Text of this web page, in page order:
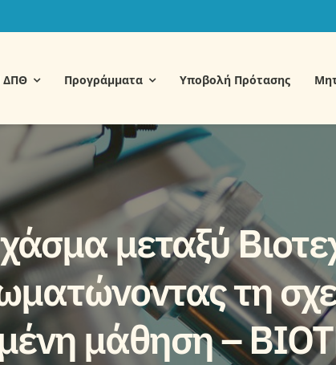
ΔΠΘ Προγράμματα Υποβολή Πρότασης
μεταξύ
τη
μάθηση –